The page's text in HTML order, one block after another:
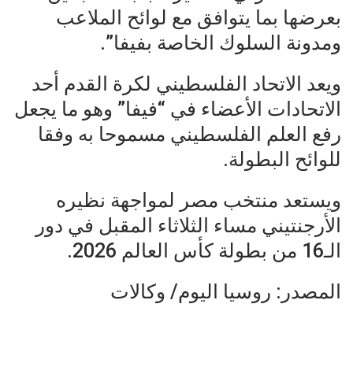
بعرضها بما يتوافق مع لوائح الملاعب
ومدونة السلوك الخاصة بفيفا”.
ويعد الاتحاد الفلسطيني لكرة القدم أحد
الاتحادات الأعضاء في “فيفا” وهو ما يجعل
رفع العلم الفلسطيني مسموحا به وفقا
للوائح البطولة.
ويستعد منتخب مصر لمواجهة نظيره
الأرجنتيني مساء الثلاثاء المقبل في دور
الـ16 من بطولة كأس العالم 2026.
المصدر: روسيا اليوم/ وكالات